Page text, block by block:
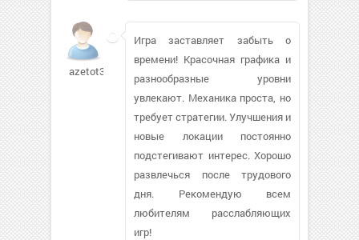
azetot306
Игра заставляет забыть о
времени! Красочная графика и
разнообразные уровни
увлекают. Механика проста, но
требует стратегии. Улучшения и
новые локации постоянно
подстегивают интерес. Хорошо
развлечься после трудового
дня. Рекомендую всем
любителям расслабляющих
игр!